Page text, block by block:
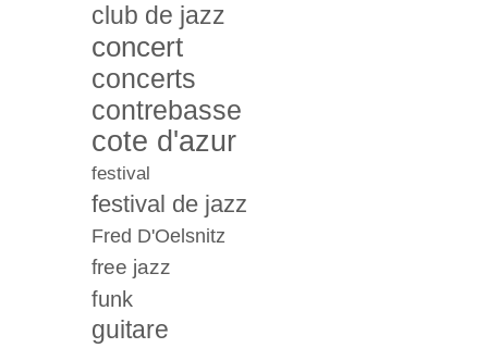
club de jazz
concert
concerts
contrebasse
cote d'azur
festival
festival de jazz
Fred D'Oelsnitz
free jazz
funk
guitare